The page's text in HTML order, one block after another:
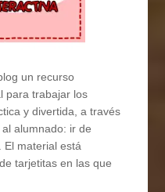
un recurso
para trabajar los
y divertida, a través
alumnado: ir de
El material está
tarjetitas en las que